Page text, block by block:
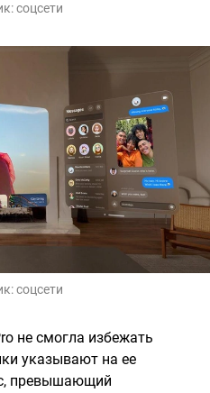
соцсети
соцсети
не смогла избежать
указывают на ее
превышающий